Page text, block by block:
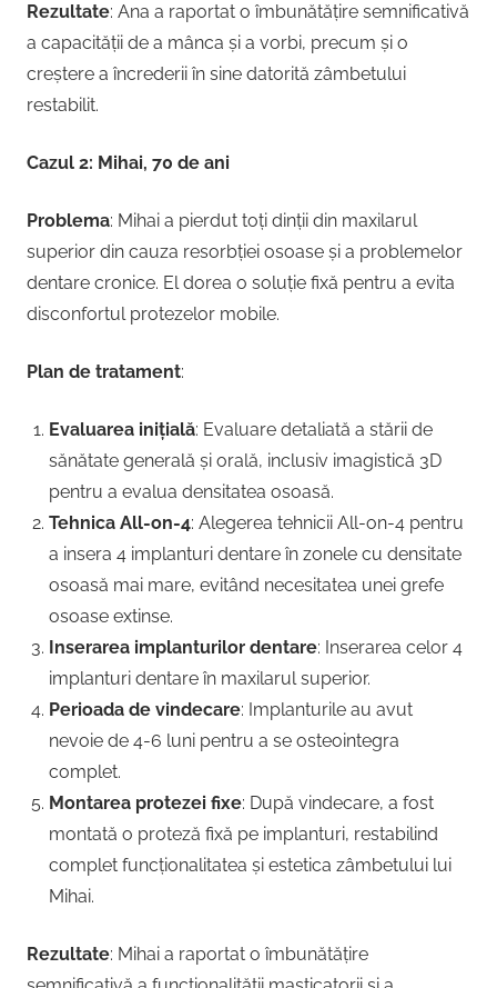
Rezultate: Ana a raportat o îmbunătățire semnificativă
a capacității de a mânca și a vorbi, precum și o
creștere a încrederii în sine datorită zâmbetului
restabilit.
Cazul 2: Mihai, 70 de ani
Problema: Mihai a pierdut toți dinții din maxilarul
superior din cauza resorbției osoase și a problemelor
dentare cronice. El dorea o soluție fixă pentru a evita
disconfortul protezelor mobile.
Plan de tratament:
Evaluarea inițială: Evaluare detaliată a stării de
sănătate generală și orală, inclusiv imagistică 3D
pentru a evalua densitatea osoasă.
Tehnica All-on-4: Alegerea tehnicii All-on-4 pentru
a insera 4 implanturi dentare în zonele cu densitate
osoasă mai mare, evitând necesitatea unei grefe
osoase extinse.
Inserarea implanturilor dentare: Inserarea celor 4
implanturi dentare în maxilarul superior.
Perioada de vindecare: Implanturile au avut
nevoie de 4-6 luni pentru a se osteointegra
complet.
Montarea protezei fixe: După vindecare, a fost
montată o proteză fixă pe implanturi, restabilind
complet funcționalitatea și estetica zâmbetului lui
Mihai.
Rezultate: Mihai a raportat o îmbunătățire